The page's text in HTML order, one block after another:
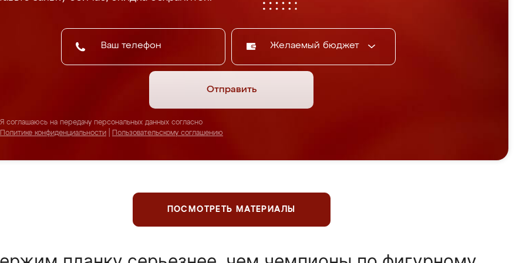
Желаемый бюджет
Отправить
Я соглашаюсь на передачу персональных данных согласно
Политике конфиденциальности
Пользовательскому соглашению
ПОСМОТРЕТЬ МАТЕРИАЛЫ